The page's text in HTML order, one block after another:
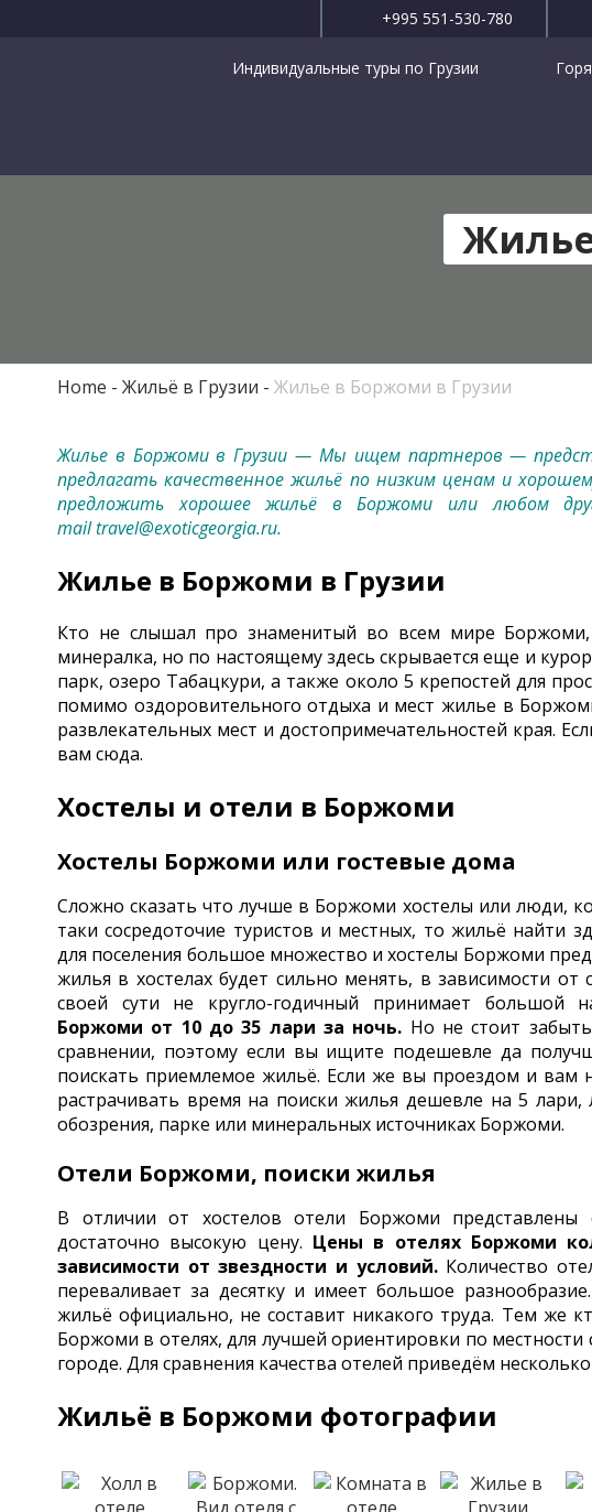
+995 551-530-780
Индивидуальные туры по Грузии
Home Жильё в Грузии Жилье в Боржоми в Грузии
Жилье в Боржоми в Грузии — Мы ищем партнеров —
предлагать качественное жильё по низким ценам и
предложить хорошее жильё в Боржоми или любом
mailtravel@exoticgeorgia.ru.
Жилье в Боржоми в Грузии
Кто не слышал про знаменитый во всем мире Боржоми,
минералка, но по настоящему здесь скрывается еще и
парк, озеро Табацкури, а также около 5 крепостей для
помимо оздоровительного отдыха и мест жилье в
развлекательных мест и достопримечательностей края.
вам сюда.
Хостелы и отели в Боржоми
Хостелы Боржоми или гостевые дома
Сложно сказать что лучше в Боржоми хостелы или люди,
таки сосредоточие туристов и местных, то жильё найти
для поселения большое множество и хостелы Боржоми
жилья в хостелах будет сильно менять, в зависимости
своей сути не кругло-годичный принимает большой
Боржоми от 10 до 35 лари за ночь. Но не стоит
сравнении, поэтому если вы ищите подешевле да
поискать приемлемое жильё. Если же вы проездом и вам
растрачивать время на поиски жилья дешевле на 5 лари,
обозрения, парке или минеральных источниках Боржоми.
Отели Боржоми, поиски жилья
В отличии от хостелов отели Боржоми
достаточно высокую цену. Цены в отелях Боржоми
зависимости от звездности и условий. Количество
переваливает за десятку и имеет большое
жильё официально, не составит никакого труда. Тем же
Боржоми в отелях, для лучшей ориентировки по
городе. Для сравнения качества отелей приведём
Жильё в Боржоми фотографии